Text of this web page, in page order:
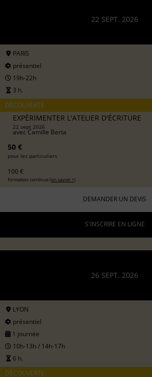
22 SEPT. 2026
PARIS
présentiel
19h-22h
3 h.
DÉCOUVERTE
EXPÉRIMENTER L'ATELIER D'ÉCRITURE
22 sept 2026
avecCamille Berta
50 €
pour les particuliers
100 €
formation continue (en savoir +)
DEMANDER UN DEVIS
S'INSCRIRE EN LIGNE
26 SEPT. 2026
LYON
présentiel
1 journée
10h-13h / 14h-17h
6 h.
DÉCOUVERTE